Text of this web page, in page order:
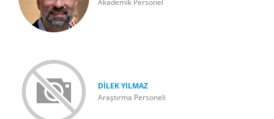
Akademik Personel
DİLEK YILMAZ
Araştırma Personeli